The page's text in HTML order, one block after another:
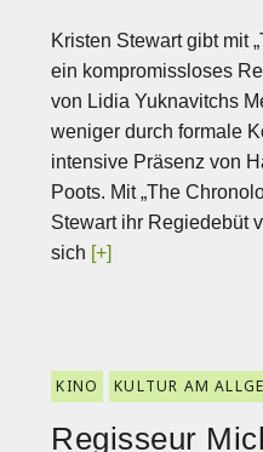
Kristen Stewart gibt mit
ein kompromissloses
von Lidia Yuknavitchs
weniger durch formale
intensive Präsenz von
Poots. Mit „The
Stewart ihr Regiedebüt
sich [+]
KINO KULTUR AM
Regisseur